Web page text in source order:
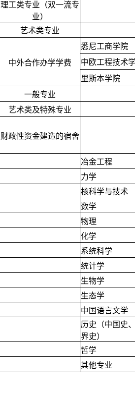
理工类专业（双一流专
业）
艺术类专业
中外合作办学学费
悉尼工商学院
中欧工程技术
里斯本学院
一般专业
艺术类及特殊专业
财政性资金建造的宿舍
冶金工程
力学
核科学与技术
数学
物理
化学
系统科学
统计学
生物学
生态学
中国语言文学
历史（中国史
界史）
哲学
其他专业